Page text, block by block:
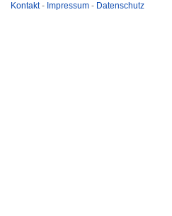
Kontakt- Impressum - Datenschutz